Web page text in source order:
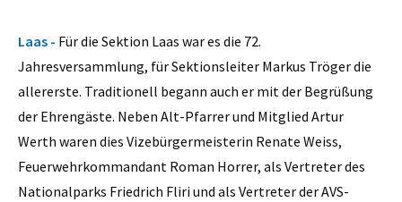
Laas - Für die Sektion Laas war es die 72.
Jahresversammlung, für Sektionsleiter Markus Tröger die
allererste. Traditionell begann auch er mit der Begrüßung
der Ehrengäste. Neben Alt-Pfarrer und Mitglied Artur
Werth waren dies Vizebürgermeisterin Renate Weiss,
Feuerwehrkommandant Roman Horrer, als Vertreter des
Nationalparks Friedrich Fliri und als Vertreter der AVS-